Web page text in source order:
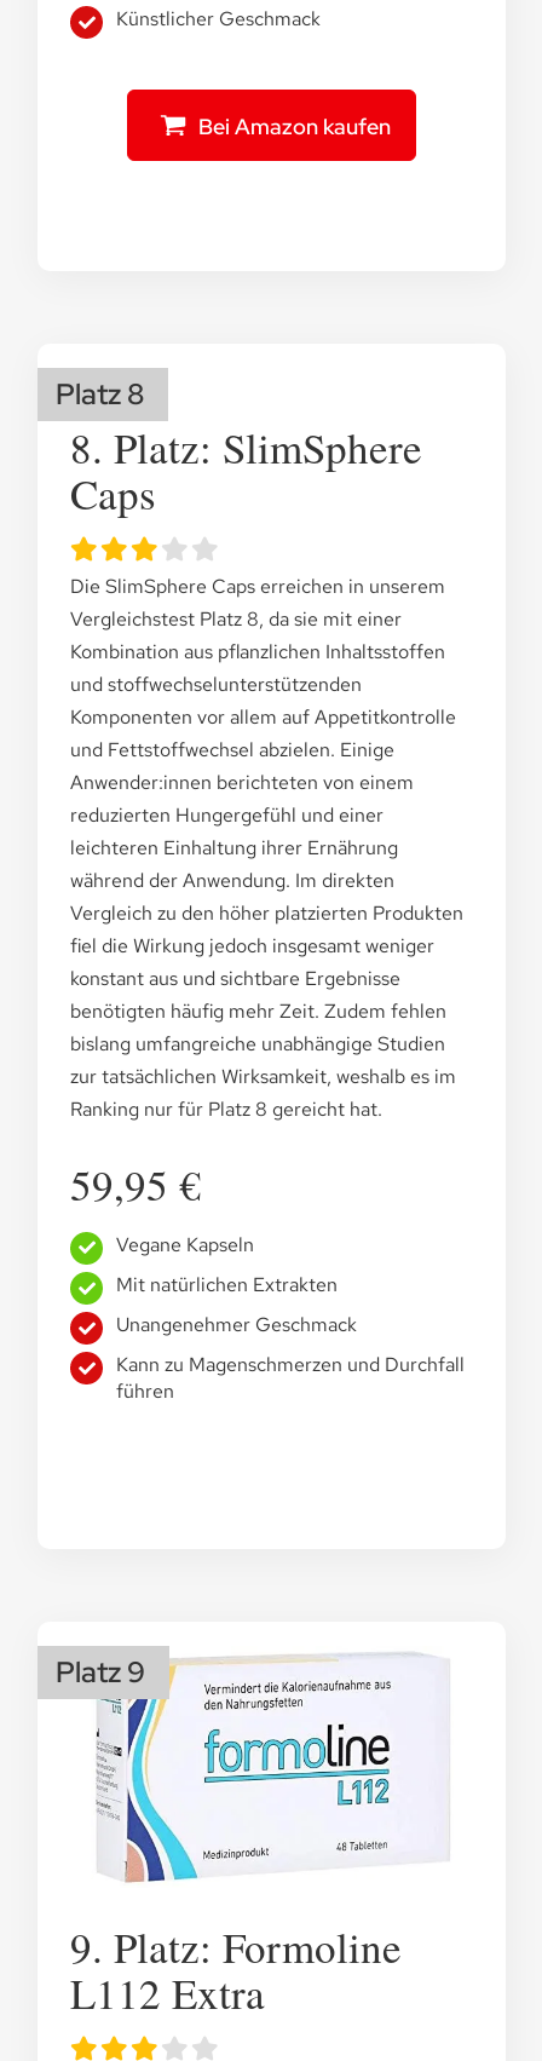
Künstlicher Geschmack
Bei Amazon kaufen
Platz 8
8. Platz: SlimSphere
Caps
Die SlimSphere Caps erreichen in unserem
Vergleichstest Platz 8, da sie mit einer
Kombination aus pflanzlichen Inhaltsstoffen
und stoffwechselunterstützenden
Komponenten vor allem auf Appetitkontrolle
und Fettstoffwechsel abzielen. Einige
Anwender:innen berichteten von einem
reduzierten Hungergefühl und einer
leichteren Einhaltung ihrer Ernährung
während der Anwendung. Im direkten
Vergleich zu den höher platzierten Produkten
fiel die Wirkung jedoch insgesamt weniger
konstant aus und sichtbare Ergebnisse
benötigten häufig mehr Zeit. Zudem fehlen
bislang umfangreiche unabhängige Studien
zur tatsächlichen Wirksamkeit, weshalb es im
Ranking nur für Platz 8 gereicht hat.
59,95 €
Vegane Kapseln
Mit natürlichen Extrakten
Unangenehmer Geschmack
Kann zu Magenschmerzen und Durchfall
führen
Platz 9
9. Platz: Formoline
L112 Extra